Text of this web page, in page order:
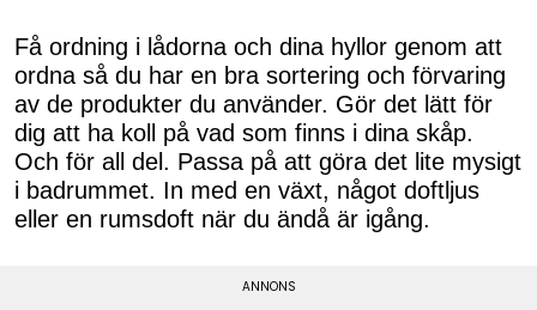
Få ordning i lådorna och dina hyllor genom att
ordna så du har en bra sortering och förvaring
av de produkter du använder. Gör det lätt för
dig att ha koll på vad som finns i dina skåp.
Och för all del. Passa på att göra det lite mysigt
i badrummet. In med en växt, något doftljus
eller en rumsdoft när du ändå är igång.